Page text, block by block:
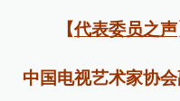
【代表委员之声
中国电视艺术家协